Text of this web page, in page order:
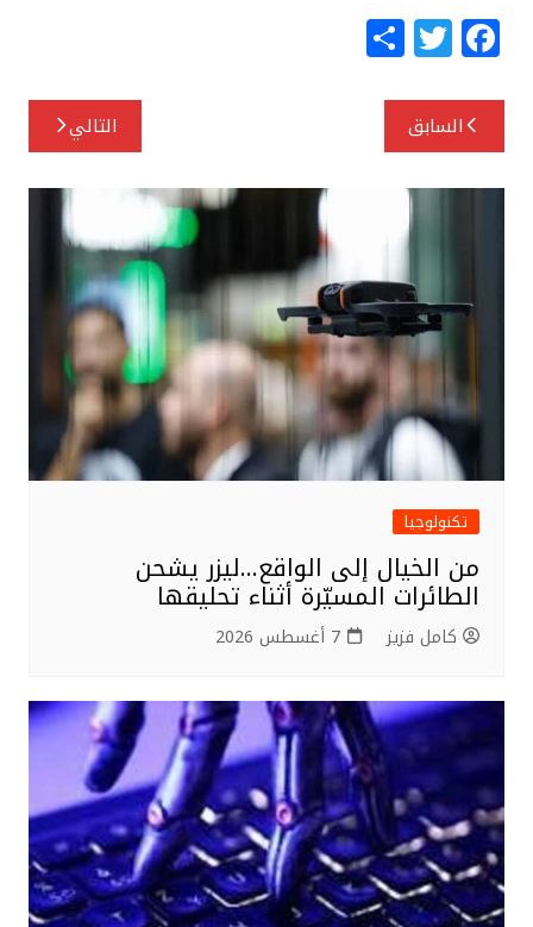
F
a
c
e
b
o
k
T
w
itt
e
r
S
h
تصفّح
المقالات
السابق التالي
تكنولوجيا
من الخيال إلى الواقع…ليزر يشحن
الطائرات المسيّرة أثناء تحليقها
كامل فزيز 7 أغسطس 2026